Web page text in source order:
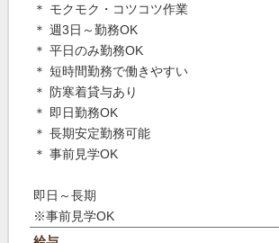
＊ モクモク・コツコツ作業
＊ 週3日～勤務OK
＊ 平日のみ勤務OK
＊ 短時間勤務で働きやすい
＊ 防寒着貸与あり
＊ 即日勤務OK
＊ 長期安定勤務可能
＊ 事前見学OK
即日～長期
※事前見学OK